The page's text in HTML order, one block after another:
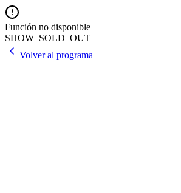
Función no disponible
SHOW_SOLD_OUT
Volver al programa